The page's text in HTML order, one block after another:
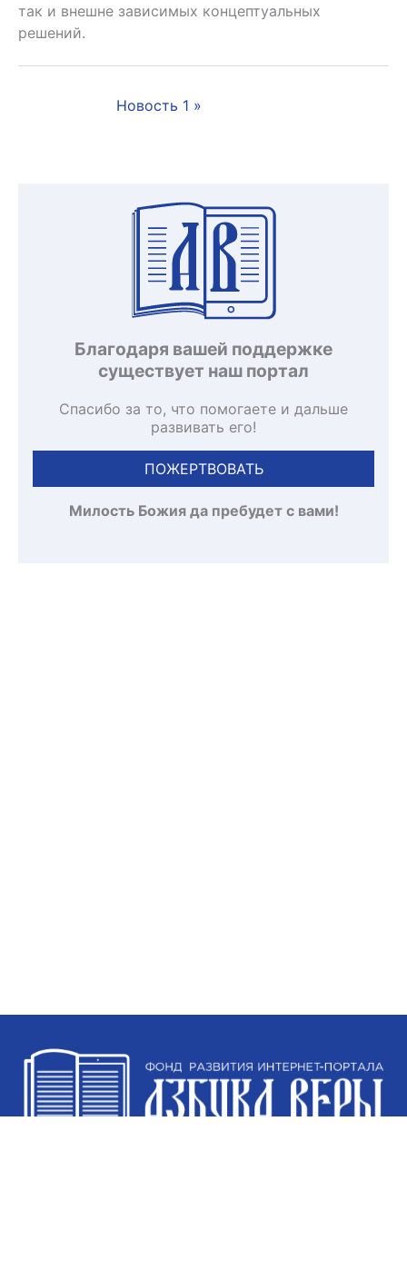
так и внешне зависимых концептуальных
решений.
Новость 1 »
Благодаря вашей поддержке
существует наш портал
Спасибо за то, что помогаете и дальше
развивать его!
ПОЖЕРТВОВАТЬ
Милость Божия да пребудет с вами!